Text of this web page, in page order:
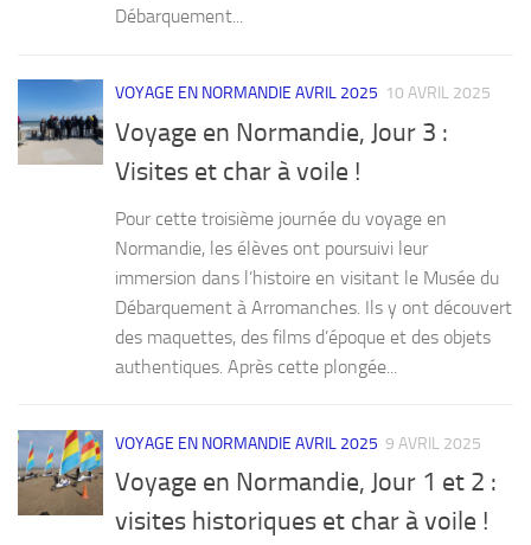
Débarquement...
VOYAGE EN NORMANDIE AVRIL 2025 10 AVRIL 2025
Voyage en Normandie, Jour 3 :
Visites et char à voile !
Pour cette troisième journée du voyage en
Normandie, les élèves ont poursuivi leur
immersion dans l’histoire en visitant le Musée du
Débarquement à Arromanches. Ils y ont découvert
des maquettes, des films d’époque et des objets
authentiques. Après cette plongée...
VOYAGE EN NORMANDIE AVRIL 2025 9 AVRIL 2025
Voyage en Normandie, Jour 1 et 2 :
visites historiques et char à voile !